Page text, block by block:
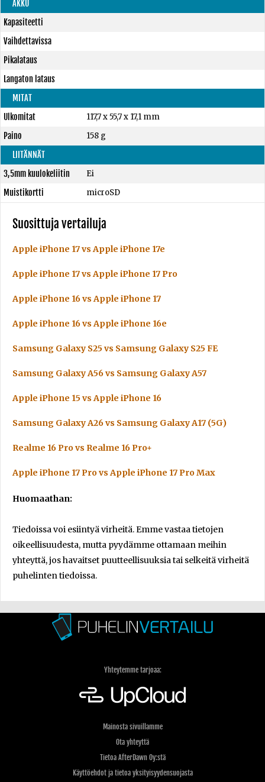
AKKU
Kapasiteetti
Vaihdettavissa
Pikalataus
Langaton lataus
MITAT
Ulkomitat
117,7 x 55,7 x 17,1 mm
Paino
158 g
LIITÄNNÄT
3,5mm kuulokeliitin
Ei
Muistikortti
microSD
Suosittuja vertailuja
Apple iPhone 17 vs Apple iPhone 17e
Apple iPhone 17 vs Apple iPhone 17 Pro
Apple iPhone 16 vs Apple iPhone 17
Apple iPhone 16 vs Apple iPhone 16e
Samsung Galaxy S25 vs Samsung Galaxy S25 FE
Samsung Galaxy A56 vs Samsung Galaxy A57
Apple iPhone 15 vs Apple iPhone 16
Samsung Galaxy A26 vs Samsung Galaxy A17 (5G)
Realme 16 Pro vs Realme 16 Pro+
Apple iPhone 17 Pro vs Apple iPhone 17 Pro Max
Huomaathan:
Tiedoissa voi esiintyä virheitä. Emme vastaa tietojen
oikeellisuudesta, mutta pyydämme ottamaan meihin
yhteyttä, jos havaitset puutteellisuuksia tai selkeitä virheitä
puhelinten tiedoissa.
Yhteytemme tarjoaa:
Mainosta sivuillamme
Ota yhteyttä
Tietoa AfterDawn Oy:stä
Käyttöehdot ja tietoa yksityisyydensuojasta